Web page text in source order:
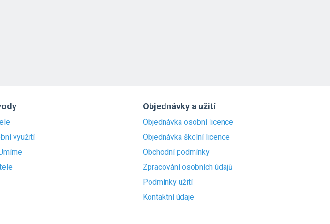
využití
Objednávky a užití
Objednávka osobní licence
Objednávka školní licence
Obchodní podmínky
Zpracování osobních údajů
Podmínky užití
Kontaktní údaje